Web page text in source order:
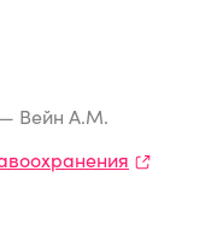
— Вейн А.М.